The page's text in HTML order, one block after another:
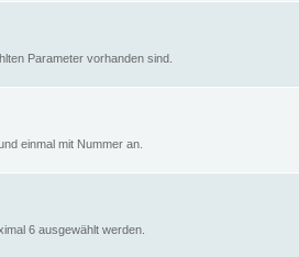
Parameter vorhanden sind.
einmal mit Nummer an.
6 ausgewählt werden.